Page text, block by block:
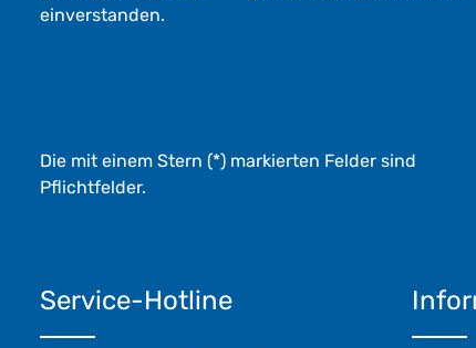
a
einverstanden.
Die mit einem Stern (*) markierten Felder sind
Pflichtfelder.
Service-Hotline